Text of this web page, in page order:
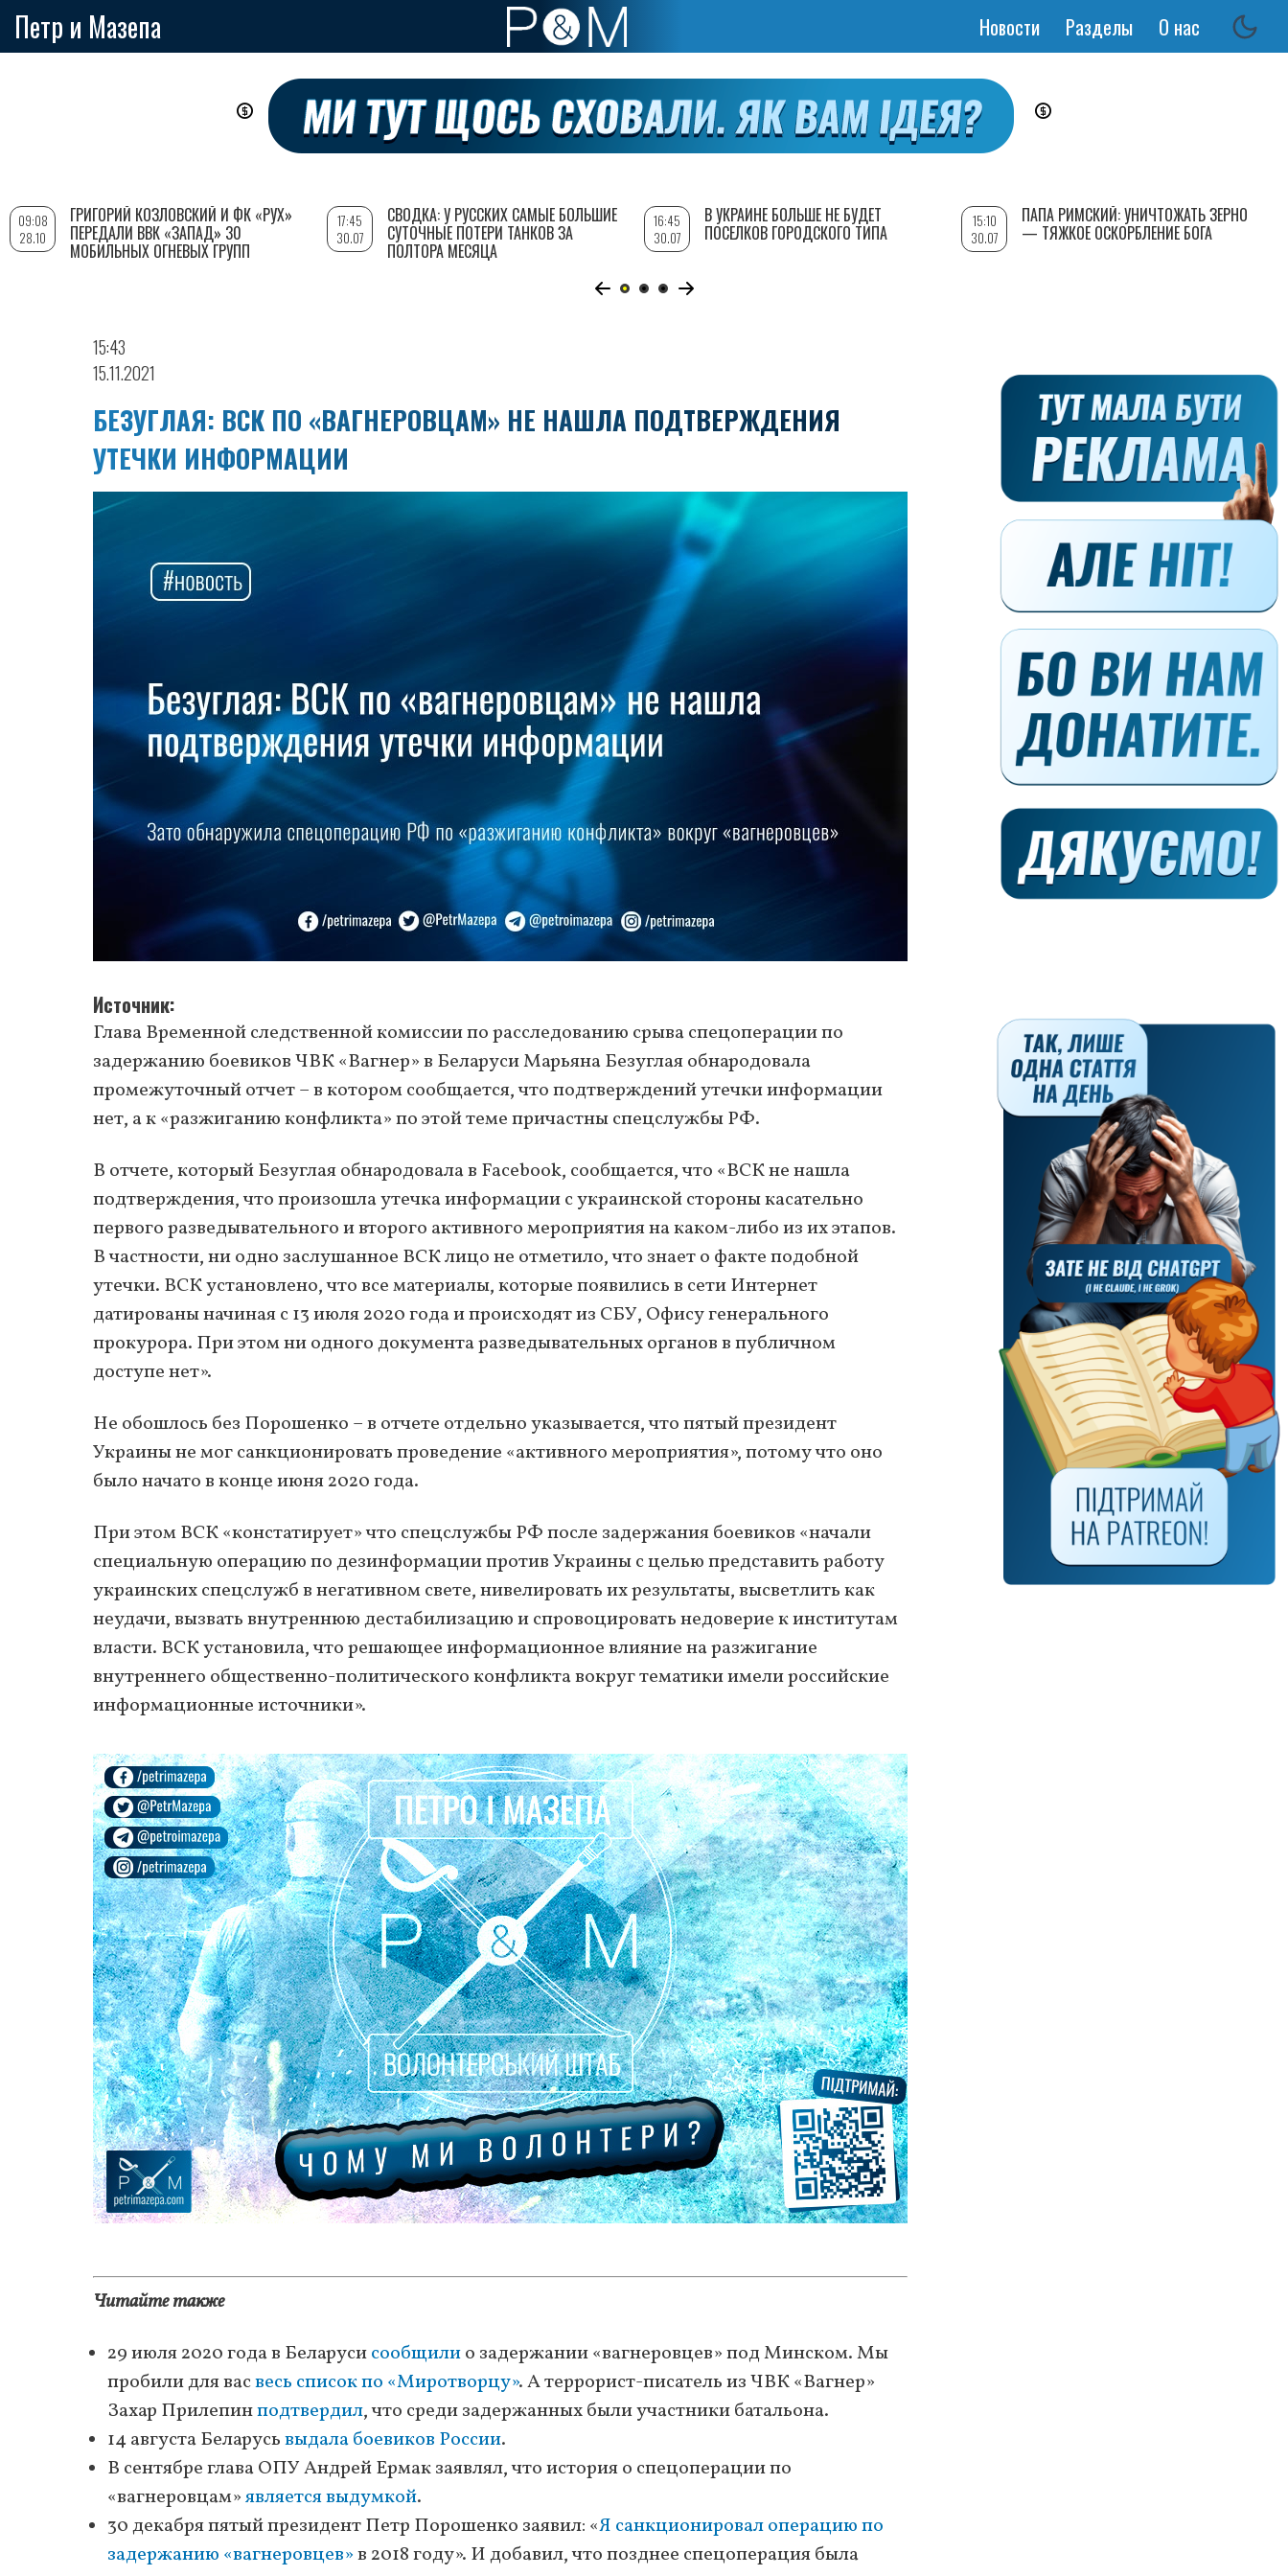
Петр и Мазепа
Основная
Новости Разделы О нас
15:43
15.11.2021
БЕЗУГЛАЯ: ВСК ПО «ВАГНЕРОВЦАМ» НЕ НАШЛА ПОДТВЕРЖДЕНИЯ
УТЕЧКИ ИНФОРМАЦИИ
Источник
Глава Временной следственной комиссии по расследованию срыва спецоперации по
задержанию боевиков ЧВК «Вагнер» в Беларуси Марьяна Безуглая обнародовала
промежуточный отчет – в котором сообщается, что подтверждений утечки информации
нет, а к «разжиганию конфликта» по этой теме причастны спецслужбы РФ.
В отчете, который Безуглая обнародовала в Facebook, сообщается, что «ВСК не нашла
подтверждения, что произошла утечка информации с украинской стороны касательно
первого разведывательного и второго активного мероприятия на каком-либо из их этапов.
В частности, ни одно заслушанное ВСК лицо не отметило, что знает о факте подобной
утечки. ВСК установлено, что все материалы, которые появились в сети Интернет
датированы начиная с 13 июля 2020 года и происходят из СБУ, Офису генерального
прокурора. При этом ни одного документа разведывательных органов в публичном
доступе нет».
Не обошлось без Порошенко – в отчете отдельно указывается, что пятый президент
Украины не мог санкционировать проведение «активного мероприятия», потому что оно
было начато в конце июня 2020 года.
При этом ВСК «констатирует» что спецслужбы РФ после задержания боевиков «начали
специальную операцию по дезинформации против Украины с целью представить работу
украинских спецслужб в негативном свете, нивелировать их результаты, высветлить как
неудачи, вызвать внутреннюю дестабилизацию и спровоцировать недоверие к институтам
власти. ВСК установила, что решающее информационное влияние на разжигание
внутреннего общественно-политического конфликта вокруг тематики имели российские
информационные источники».
Читайте также
29 июля 2020 года в Беларусисообщилио задержании «вагнеровцев» под Минском. Мы
пробили для васвесь список по «Миротворцу». А террорист-писатель из ЧВК «Вагнер»
Захар Прилепинподтвердил, что среди задержанных были участники батальона.
14 августа Беларусьвыдала боевиков России.
В сентябре глава ОПУ Андрей Ермак заявлял, что история о спецоперации по
«вагнеровцам»является выдумкой.
30 декабря пятый президент Петр Порошенко заявил: «Я санкционировал операцию по
задержанию «вагнеровцев»в 2018 году». И добавил, что позднее спецоперация была
09:08
28.10
ГРИГОРИЙ КОЗЛОВСКИЙ И ФК «РУХ»
ПЕРЕДАЛИ ВВК «ЗАПАД» 30
МОБИЛЬНЫХ ОГНЕВЫХ ГРУПП
17:45
30.07
СВОДКА: У РУССКИХ САМЫЕ БОЛЬШИЕ
СУТОЧНЫЕ ПОТЕРИ ТАНКОВ ЗА
ПОЛТОРА МЕСЯЦА
16:45
30.07
В УКРАИНЕ БОЛЬШЕ НЕ БУДЕТ
ПОСЕЛКОВ ГОРОДСКОГО ТИПА
15:10
30.07
ПАПА РИМСКИЙ: УНИЧТОЖАТЬ ЗЕРНО
— ТЯЖКОЕ ОСКОРБЛЕНИЕ БОГА